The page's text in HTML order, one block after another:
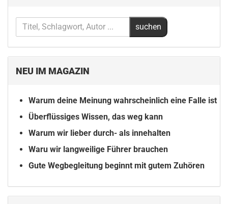
NEU IM MAGAZIN
Warum deine Meinung wahrscheinlich eine Falle ist
Überflüssiges Wissen, das weg kann
Warum wir lieber durch- als innehalten
Waru wir langweilige Führer brauchen
Gute Wegbegleitung beginnt mit gutem Zuhören